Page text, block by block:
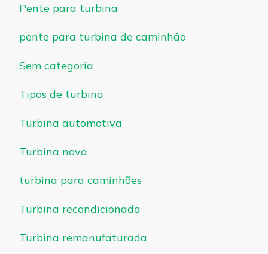
Pente para turbina
pente para turbina de caminhão
Sem categoria
Tipos de turbina
Turbina automotiva
Turbina nova
turbina para caminhões
Turbina recondicionada
Turbina remanufaturada